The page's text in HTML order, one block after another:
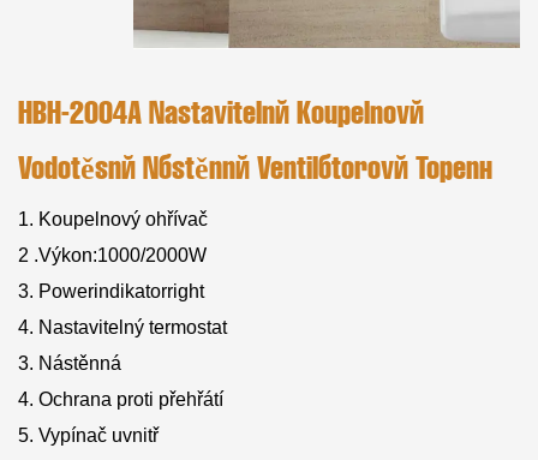
HBH-2004A Nastavitelné Koupelnové
Vodotěsné Nástěnné Ventilátorové Topení
1. Koupelnový ohřívač
2 .Výkon:1000/2000W
3. Powerindikatorright
4. Nastavitelný termostat
3. Nástěnná
4. Ochrana proti přehřátí
5. Vypínač uvnitř